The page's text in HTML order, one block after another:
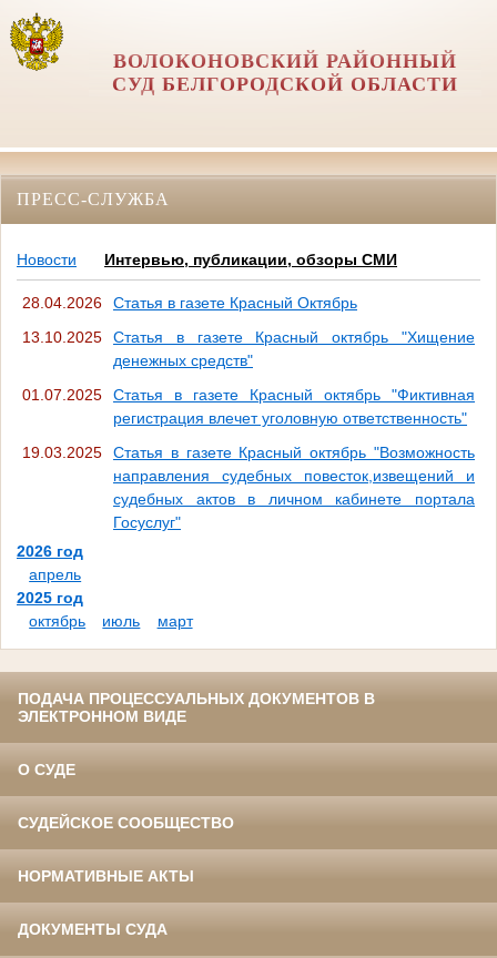
ВОЛОКОНОВСКИЙ РАЙОННЫЙ
СУД БЕЛГОРОДСКОЙ ОБЛАСТИ
ПРЕСС-СЛУЖБА
Новости Интервью, публикации, обзоры СМИ
28.04.2026
Статья в газете Красный Октябрь
13.10.2025
Статья в газете Красный октябрь "Хищение
денежных средств"
01.07.2025
Статья в газете Красный октябрь "Фиктивная
регистрация влечет уголовную ответственность"
19.03.2025
Статья в газете Красный октябрь "Возможность
направления судебных повесток,извещений и
судебных актов в личном кабинете портала
Госуслуг"
2026 год
апрель
2025 год
октябрь
июль март
ПОДАЧА ПРОЦЕССУАЛЬНЫХ ДОКУМЕНТОВ В
ЭЛЕКТРОННОМ ВИДЕ
О СУДЕ
СУДЕЙСКОЕ СООБЩЕСТВО
НОРМАТИВНЫЕ АКТЫ
ДОКУМЕНТЫ СУДА